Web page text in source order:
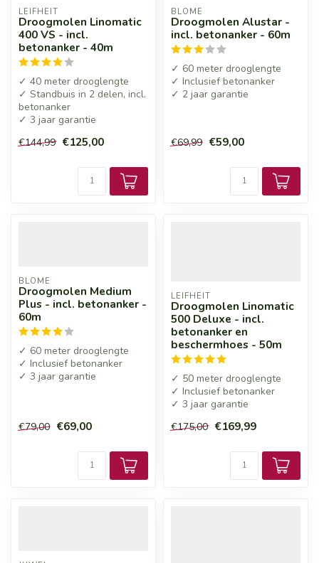
LEIFHEIT
Droogmolen Linomatic
400 VS - incl.
betonanker - 40m
✓ 40 meter drooglengte
✓ Standbuis in 2 delen, incl.
betonanker
✓ 3 jaar garantie
€144,99 €125,00
BLOME
Droogmolen Alustar -
incl. betonanker - 60m
✓ 60 meter drooglengte
✓ Inclusief betonanker
✓ 2 jaar garantie
€69,99 €59,00
BLOME
Droogmolen Medium
Plus - incl. betonanker -
60m
✓ 60 meter drooglengte
✓ Inclusief betonanker
✓ 3 jaar garantie
€79,00 €69,00
LEIFHEIT
Droogmolen Linomatic
500 Deluxe - incl.
betonanker en
beschermhoes - 50m
✓ 50 meter drooglengte
✓ Inclusief betonanker
✓ 3 jaar garantie
€175,00 €169,99